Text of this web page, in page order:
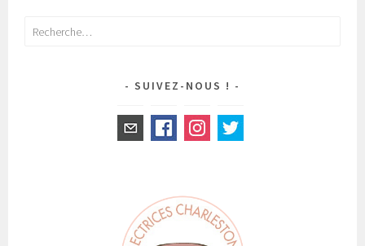
Rechercher :
SUIVEZ-NOUS !